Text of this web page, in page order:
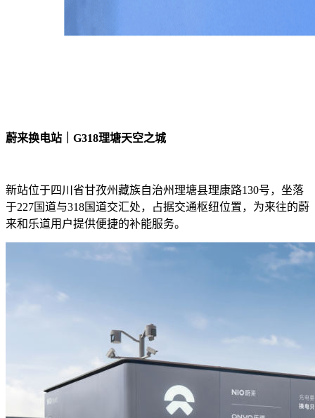
蔚来换电站｜G318理塘天空之城
新站位于四川省甘孜州藏族自治州理塘县理康路130号，坐落
于227国道与318国道交汇处，占据交通枢纽位置，为来往的蔚
来和乐道用户提供便捷的补能服务。